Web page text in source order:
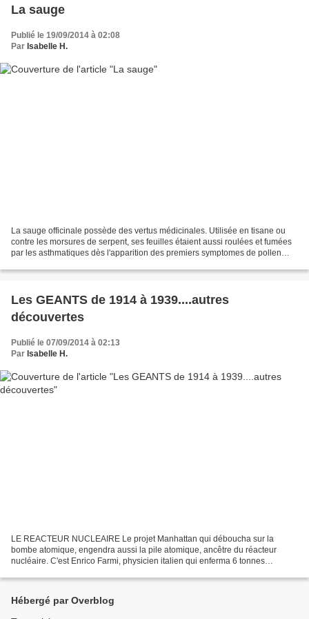
La sauge
Publié le 19/09/2014 à 02:08
Par Isabelle H.
La sauge officinale possède des vertus médicinales. Utilisée en tisane ou
contre les morsures de serpent, ses feuilles étaient aussi roulées et fumées
par les asthmatiques dès l'apparition des premiers symptomes de pollen
Les GEANTS de 1914 à 1939....autres
découvertes
Publié le 07/09/2014 à 02:13
Par Isabelle H.
LE REACTEUR NUCLEAIRE Le projet Manhattan qui déboucha sur la
bombe atomique, engendra aussi la pile atomique, ancêtre du réacteur
nucléaire. C'est Enrico Farmi, physicien italien qui enferma 6 tonnes
Hébergé par Overblog